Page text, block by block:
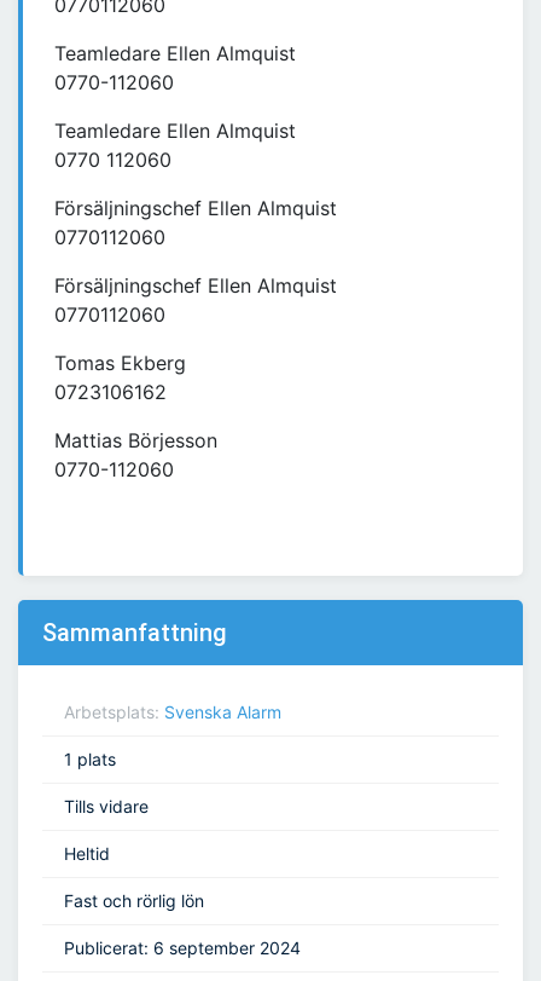
0770112060
Teamledare Ellen Almquist
0770-112060
Teamledare Ellen Almquist
0770 112060
Försäljningschef Ellen Almquist
0770112060
Försäljningschef Ellen Almquist
0770112060
Tomas Ekberg
0723106162
Mattias Börjesson
0770-112060
Sammanfattning
Arbetsplats: Svenska Alarm
1 plats
Tills vidare
Heltid
Fast och rörlig lön
Publicerat: 6 september 2024